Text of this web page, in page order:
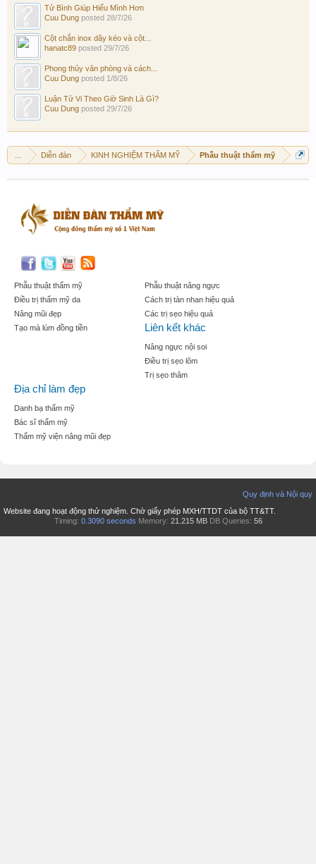
Tử Bình Giúp Hiểu Mình Hơn
Cuu Dung posted 28/7/26
Cột chắn inox dây kéo và cột...
hanatc89 posted 29/7/26
Phong thủy văn phòng và cách...
Cuu Dung posted 1/8/26
Luận Tử Vi Theo Giờ Sinh Là Gì?
Cuu Dung posted 29/7/26
Diễn đàn KINH NGHIỆM THẨM MỸ Phẫu thuật thẩm mỹ
Phẫu thuật thẩm mỹ
Điều trị thẩm mỹ da
Nâng mũi đẹp
Tạo mà lúm đồng tiền
Phẫu thuật nâng ngực
Cách trị tàn nhan hiệu quả
Các trị sẹo hiệu quả
Liên kết khác
Nâng ngực nội soi
Điều trị sẹo lõm
Trị sẹo thâm
Địa chỉ làm đẹp
Danh bạ thẩm mỹ
Bác sĩ thẩm mỹ
Thẩm mỹ viện nâng mũi đẹp
Quy định và Nội quy
Website đang hoạt động thử nghiệm. Chờ giấy phép MXH/TTDT của bộ TT&TT.
Timing: 0.3090 seconds Memory: 21.215 MB DB Queries: 56